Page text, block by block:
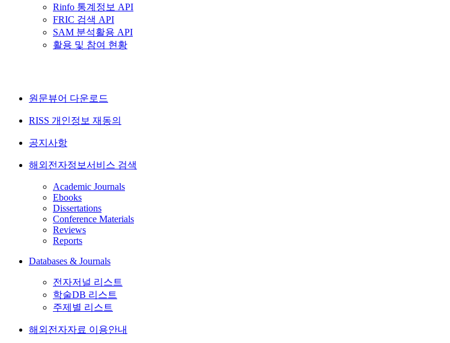
Rinfo 통계정보 API
FRIC 검색 API
SAM 분석활용 API
활용 및 참여 현황
원문뷰어 다운로드
RISS 개인정보 재동의
공지사항
해외전자정보서비스 검색
Academic Journals
Ebooks
Dissertations
Conference Materials
Reviews
Reports
Databases & Journals
전자저널 리스트
학술DB 리스트
주제별 리스트
해외전자자료 이용안내